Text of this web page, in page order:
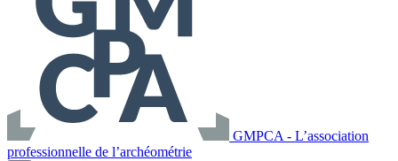
GMPCA - L’association
professionnelle de l’archéométrie